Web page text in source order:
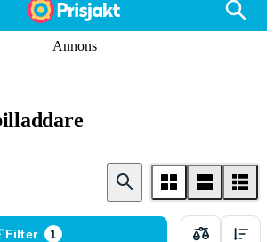
Annons
Filter 1